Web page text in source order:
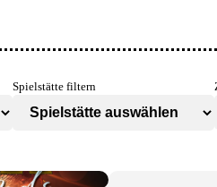
Spielstätte filtern